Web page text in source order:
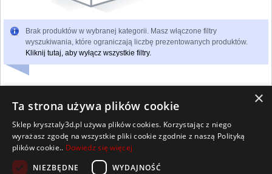
Brak produktów w wybranej kategorii. Masz włączone filtry
wyszukiwania, które ograniczają liczbę prezentowanych produktów.
Kliknij tutaj, aby wyłącz wszystkie filtry.
Wszelkie prawa zastrzeżone
Kontakt Współpraca Regulamin
Pomoc Strona główna
×
Ta strona używa plików cookie
Sklep krysztaly3d.pl używa plików cookies. Korzystając z niego
wyrażasz zgodę na wszystkie pliki cookie zgodnie z naszą Polityką
plików cookie.. Dowiedz się więcej
NIEZBĘDNE
WYDAJNOŚĆ